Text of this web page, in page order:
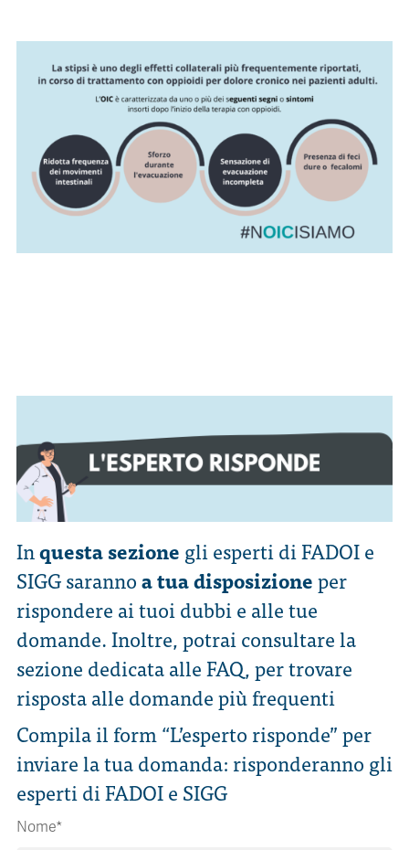
Inquesta sezione gli esperti di FADOI e
SIGG sarannoa tua disposizioneper
rispondere ai tuoi dubbi e alle tue
domande. Inoltre, potrai consultare la
sezione dedicata alle FAQ, per trovare
risposta alle domande più frequenti
Compila il form “L’esperto risponde” per
inviare la tua domanda: risponderanno gli
esperti di FADOI e SIGG
Nome*